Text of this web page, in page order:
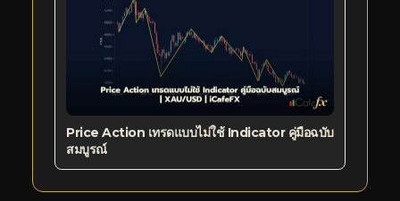
Price Action เทรดแบบไม่ใช้ Indicator คู่มือฉบับ
สมบูรณ์